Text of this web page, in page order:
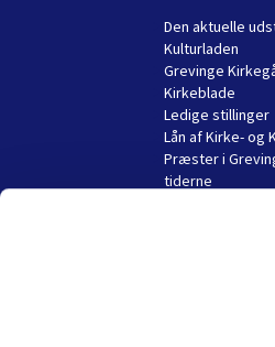
Den aktuelle
Kulturladen
Grevinge
Kirkeblade
Ledige stillinger
Lån af Kirke- og
Præster i
tiderne